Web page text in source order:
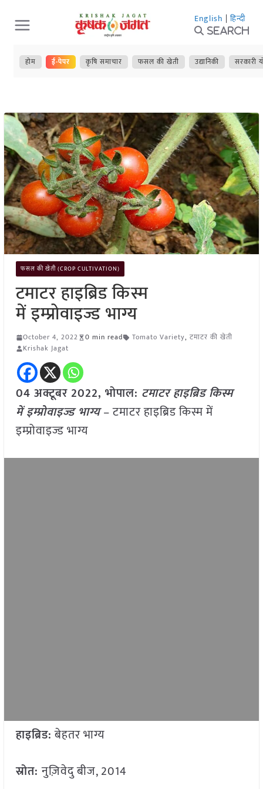
Skip
to
content
English | हिन्दी
Search
होम ई-पेपर कृषि समाचार फसल की खेती उद्यानिकी सरकारी
फसल की खेती (CROP CULTIVATION)
टमाटर हाइब्रिड किस्म
में इम्प्रोवाइज्ड भाग्य
October 4, 2022 0 min read Tomato Variety, टमाटर की खेती
Krishak Jagat
04 अक्टूबर 2022, भोपाल: टमाटर हाइब्रिड किस्म
में इम्प्रोवाइज्ड भाग्य– टमाटर हाइब्रिड किस्म में
इम्प्रोवाइज्ड भाग्य
हाइब्रिड:बेहतर भाग्य
स्रोत:नुज़िवेदु बीज, 2014